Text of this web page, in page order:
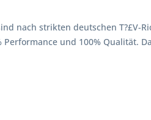
nach strikten deutschen T?£V-
und 100% Qualität.